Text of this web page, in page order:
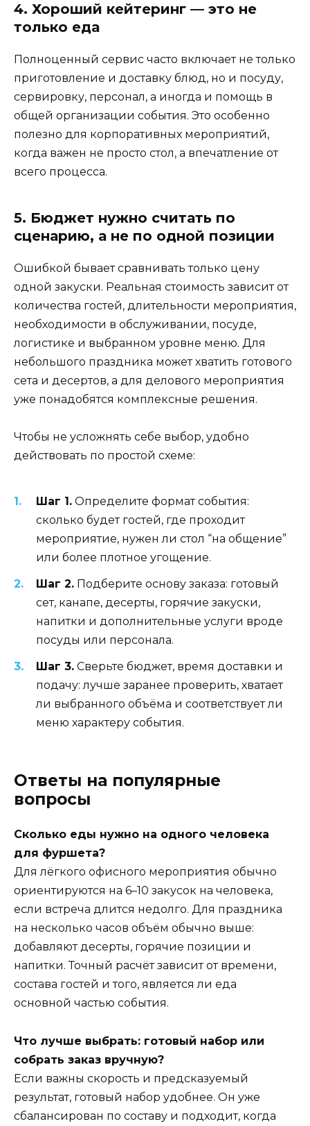
4. Хороший кейтеринг — это не
только еда
Полноценный сервис часто включает не только
приготовление и доставку блюд, но и посуду,
сервировку, персонал, а иногда и помощь в
общей организации события. Это особенно
полезно для корпоративных мероприятий,
когда важен не просто стол, а впечатление от
всего процесса.
5. Бюджет нужно считать по
сценарию, а не по одной позиции
Ошибкой бывает сравнивать только цену
одной закуски. Реальная стоимость зависит от
количества гостей, длительности мероприятия,
необходимости в обслуживании, посуде,
логистике и выбранном уровне меню. Для
небольшого праздника может хватить готового
сета и десертов, а для делового мероприятия
уже понадобятся комплексные решения.
Чтобы не усложнять себе выбор, удобно
действовать по простой схеме:
Шаг 1. Определите формат события:
сколько будет гостей, где проходит
мероприятие, нужен ли стол “на общение”
или более плотное угощение.
Шаг 2. Подберите основу заказа: готовый
сет, канапе, десерты, горячие закуски,
напитки и дополнительные услуги вроде
посуды или персонала.
Шаг 3. Сверьте бюджет, время доставки и
подачу: лучше заранее проверить, хватает
ли выбранного объёма и соответствует ли
меню характеру события.
Ответы на популярные
вопросы
Сколько еды нужно на одного человека
для фуршета?
Для лёгкого офисного мероприятия обычно
ориентируются на 6–10 закусок на человека,
если встреча длится недолго. Для праздника
на несколько часов объём обычно выше:
добавляют десерты, горячие позиции и
напитки. Точный расчёт зависит от времени,
состава гостей и того, является ли еда
основной частью события.
Что лучше выбрать: готовый набор или
собрать заказ вручную?
Если важны скорость и предсказуемый
результат, готовый набор удобнее. Он уже
сбалансирован по составу и подходит, когда